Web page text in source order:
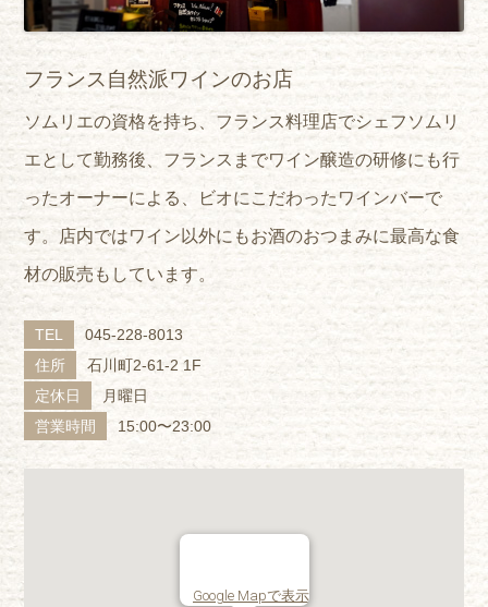
フランス自然派ワインのお店
ソムリエの資格を持ち、フランス料理店でシェフソムリ
エとして勤務後、フランスまでワイン醸造の研修にも行
ったオーナーによる、ビオにこだわったワインバーで
す。店内ではワイン以外にもお酒のおつまみに最高な食
材の販売もしています。
TEL
045-228-8013
住所
石川町2-61-2 1F
定休日
月曜日
営業時間
15:00〜23:00
Google Mapで表示